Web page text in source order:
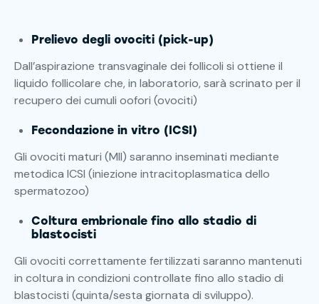
Prelievo degli ovociti (pick-up)
Dall’aspirazione transvaginale dei follicoli si ottiene il
liquido follicolare che, in laboratorio, sarà scrinato per il
recupero dei cumuli oofori (ovociti)
Fecondazione in vitro (ICSI)
Gli ovociti maturi (MII) saranno inseminati mediante
metodica ICSI (iniezione intracitoplasmatica dello
spermatozoo)
Coltura embrionale fino allo stadio di
blastocisti
Gli ovociti correttamente fertilizzati saranno mantenuti
in coltura in condizioni controllate fino allo stadio di
blastocisti (quinta/sesta giornata di sviluppo).